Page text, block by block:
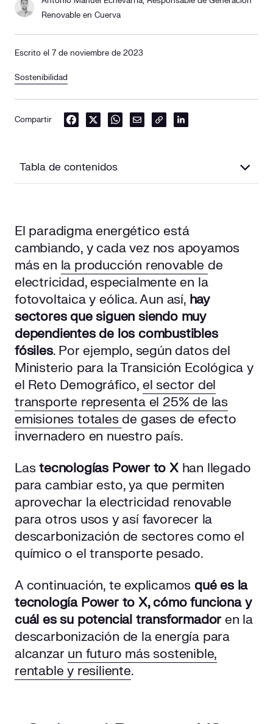
Renovable en Cuerva
Escrito el 7 de noviembre de 2023
Sostenibilidad
Compartir
Tabla de contenidos
¿Cómo funciona la tecnología Power to X?
Cómo se clasifica la tecnología de Power to X
Clasificación de Power to X por el tipo de energía
Clasificación de Power to X según su uso
¿Por qué es necesario el Power to X?
Avances en el ámbito del Power to X
El futuro es renovable
El paradigma energético está
cambiando, y cada vez nos apoyamos
más en la producción renovable de
electricidad, especialmente en la
fotovoltaica y eólica. Aun así, hay
sectores que siguen siendo muy
dependientes de los combustibles
fósiles. Por ejemplo, según datos del
Ministerio para la Transición Ecológica y
el Reto Demográfico, el sector del
transporte representa el 25% de las
emisiones totales de gases de efecto
invernadero en nuestro país.
Lastecnologías Power to X han llegado
para cambiar esto, ya que permiten
aprovechar la electricidad renovable
para otros usos y así favorecer la
descarbonización de sectores como el
químico o el transporte pesado.
A continuación, te explicamos qué es la
tecnología Power to X, cómo funciona y
cuál es su potencial transformador en la
descarbonización de la energía para
alcanzar un futuro más sostenible,
rentable y resiliente.